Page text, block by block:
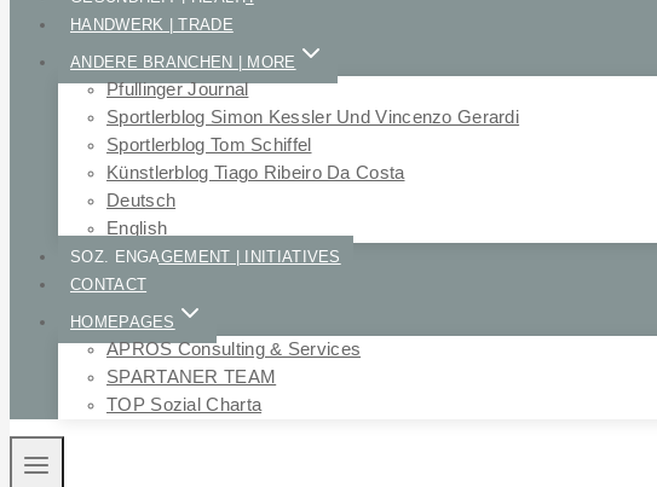
HANDWERK | TRADE
ANDERE BRANCHEN | MORE
Pfullinger Journal
Sportlerblog Simon Kessler Und Vincenzo Gerardi
Sportlerblog Tom Schiffel
Künstlerblog Tiago Ribeiro Da Costa
Deutsch
English
SOZ. ENGAGEMENT | INITIATIVES
CONTACT
HOMEPAGES
APROS Consulting & Services
SPARTANER TEAM
TOP Sozial Charta